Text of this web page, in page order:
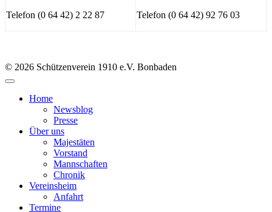
Telefon (0 64 42) 2 22 87
Telefon (0 64 42) 92 76 03
© 2026 Schützenverein 1910 e.V. Bonbaden
Home
Newsblog
Presse
Über uns
Majestäten
Vorstand
Mannschaften
Chronik
Vereinsheim
Anfahrt
Termine